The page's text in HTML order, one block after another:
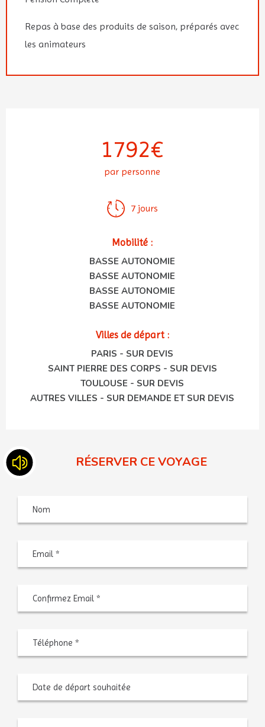
Repas à base des produits de saison, préparés avec
les animateurs
1792€
par personne
7 jours
Mobilité :
BASSE AUTONOMIE
BASSE AUTONOMIE
BASSE AUTONOMIE
BASSE AUTONOMIE
Villes de départ :
PARIS - SUR DEVIS
SAINT PIERRE DES CORPS - SUR DEVIS
TOULOUSE - SUR DEVIS
AUTRES VILLES - SUR DEMANDE ET SUR DEVIS
RÉSERVER CE VOYAGE
Nom
Téléphone
Date
départ
MM
AAAA
Nombre